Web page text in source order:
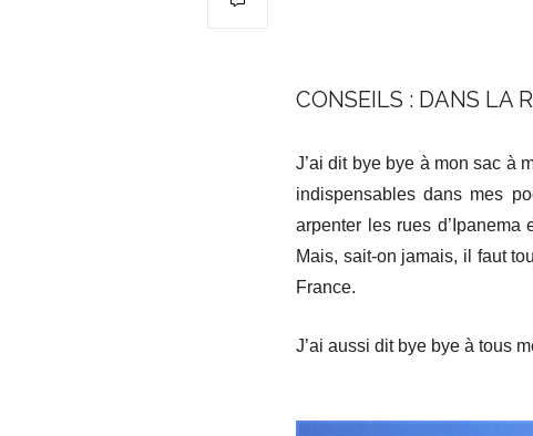
CONSEILS : DANS LA
J’ai dit bye bye à mon sac à
indispensables dans mes
arpenter les rues
Mais, sait-on jamais, il faut
France.
J’ai aussi dit bye bye à tous